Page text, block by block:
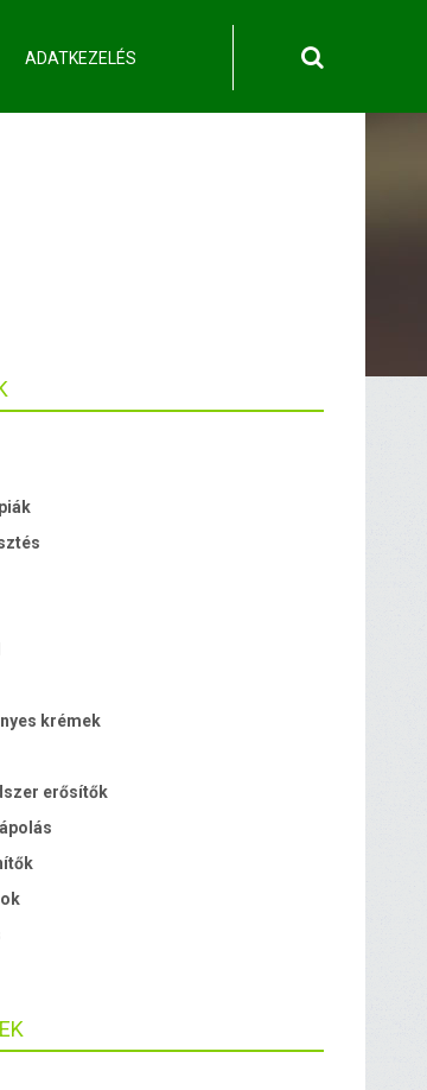
ADATKEZELÉS
krémek
erősítők